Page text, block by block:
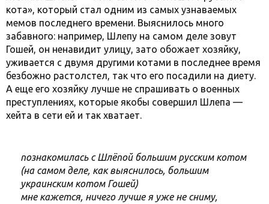
кота», который стал одним из самых узнаваемых
мемов последнего времени. Выяснилось много
забавного: например, Шлепу на самом деле зовут
Гошей, он ненавидит улицу, зато обожает хозяйку,
уживается с двумя другими котами в последнее время
безбожно растолстел, так что его посадили на диету.
А еще его хозяйку лучше не спрашивать о военных
преступлениях, которые якобы совершил Шлепа —
хейта в сети ей и так хватает.
познакомилась с Шлёпой большим русским котом
(на самом деле, как выяснилось, большим
украинским котом Гошей)
мне кажется, ничего лучше я уже не сниму,